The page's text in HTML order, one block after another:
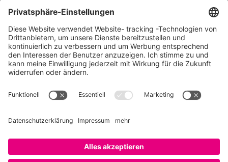
Impressum
Impressum
Cookie-Richtlinie (EU)